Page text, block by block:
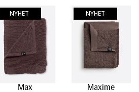
Max
NYHET
Maxime
NYHET